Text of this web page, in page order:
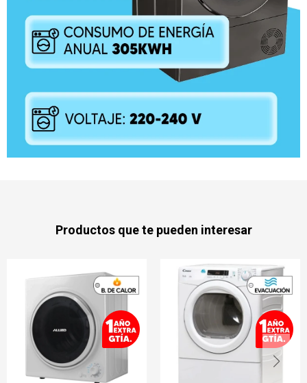
Productos que te pueden interesar